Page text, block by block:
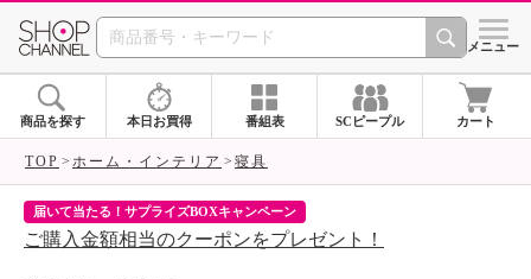
SHOP CHANNEL シメニュー
商品を探す 本日お買得 番組表 SCピープル カート
TOP ホーム・インテリア 寝具
届いて当たる！サプライズBOXキャンペーン
ご購入金額相当のクーポンをプレゼント！